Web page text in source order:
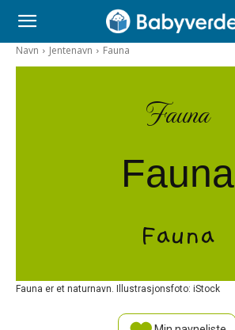
Navn Jentenavn Fauna
Fauna
Fauna
Fauna
Fauna er et naturnavn. Illustrasjonsfoto: iStock